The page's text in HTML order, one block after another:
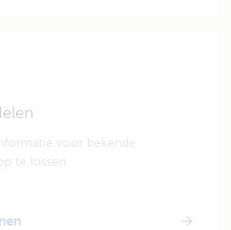
voor bekende
te lossen.